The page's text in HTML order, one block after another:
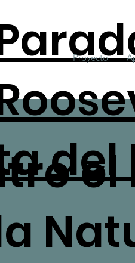
del
Proyecto
el